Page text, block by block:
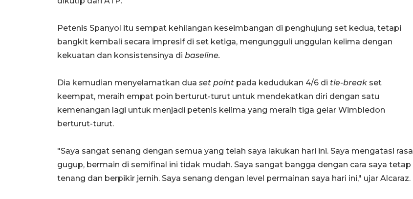
Petenis Spanyol itu sempat kehilangan keseimbangan di penghujung set kedua, tetapi
bangkit kembali secara impresif di set ketiga, mengungguli unggulan kelima dengan
kekuatan dan konsistensinya di baseline.
Dia kemudian menyelamatkan dua set point pada kedudukan 4/6 di tie-break set
keempat, meraih empat poin berturut-turut untuk mendekatkan diri dengan satu
kemenangan lagi untuk menjadi petenis kelima yang meraih tiga gelar Wimbledon
berturut-turut.
"Saya sangat senang dengan semua yang telah saya lakukan hari ini. Saya mengatasi rasa
gugup, bermain di semifinal ini tidak mudah. Saya sangat bangga dengan cara saya tetap
tenang dan berpikir jernih. Saya senang dengan level permainan saya hari ini," ujar Alcaraz.
Bantul Creative Expo 2026